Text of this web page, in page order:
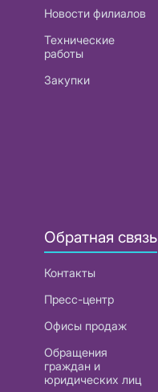
Новости филиалов
Технические
работы
Закупки
Обратная связь
Контакты
Пресс-центр
Офисы продаж
Обращения
граждан и
юридических лиц